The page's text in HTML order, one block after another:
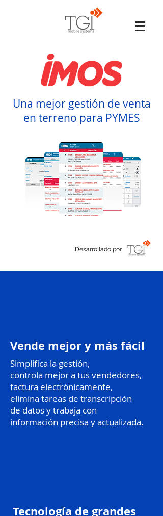
Una mejor gestión de venta
en terreno para PYMES
Desarrollado por
Vende mejor y más fácil
Simplifica la gestión,
controla mejor a tus vendedores,
factura electrónicamente,
elimina tareas de transcripción
de datos y trabaja con
información precisa y actualizada.
Tecnología de grandes